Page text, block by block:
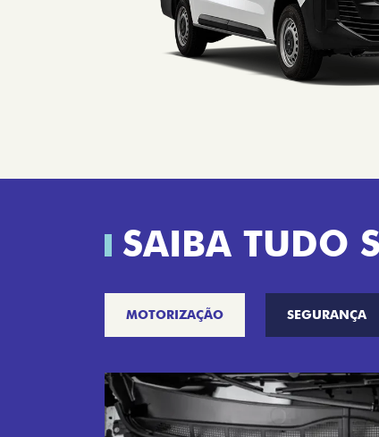
SAIBA TUDO
MOTORIZAÇÃO SEGURANÇA